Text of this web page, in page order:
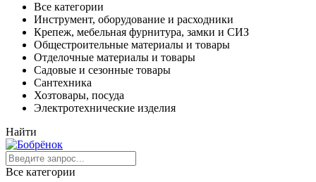
Все категории
Инструмент, оборудование и расходники
Крепеж, мебельная фурнитура, замки и СИЗ
Общестроительные материалы и товары
Отделочные материалы и товары
Садовые и сезонные товары
Сантехника
Хозтовары, посуда
Электротехнические изделия
Найти
Все категории